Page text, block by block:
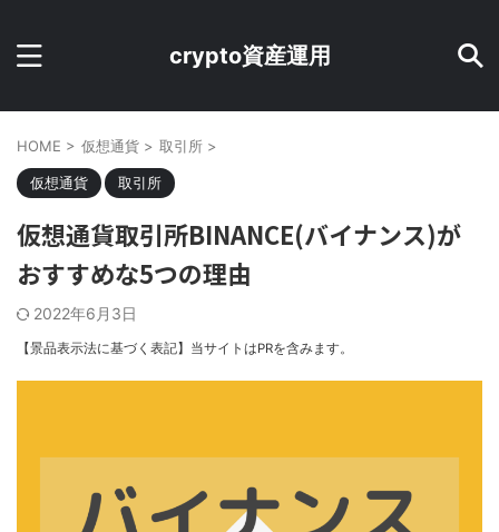
crypto資産運用
HOME > 仮想通貨 > 取引所 >
仮想通貨 取引所
仮想通貨取引所BINANCE(バイナンス)が
おすすめな5つの理由
2022年6月3日
【景品表示法に基づく表記】当サイトはPRを含みます。